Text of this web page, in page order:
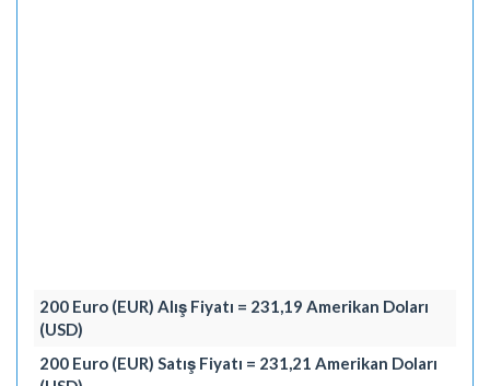
200 Euro (EUR) Alış Fiyatı = 231,19 Amerikan Doları
(USD)
200 Euro (EUR) Satış Fiyatı = 231,21 Amerikan Doları